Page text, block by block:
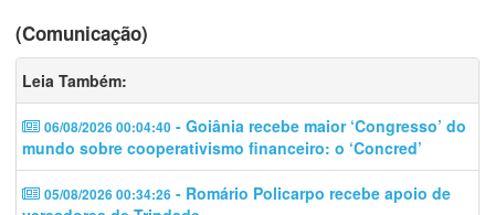
(Comunicação)
Leia Também:
06/08/2026 00:04:40 - Goiânia recebe maior ‘Congresso’ do
mundo sobre cooperativismo financeiro: o ‘Concred’
05/08/2026 00:34:26 - Romário Policarpo recebe apoio de